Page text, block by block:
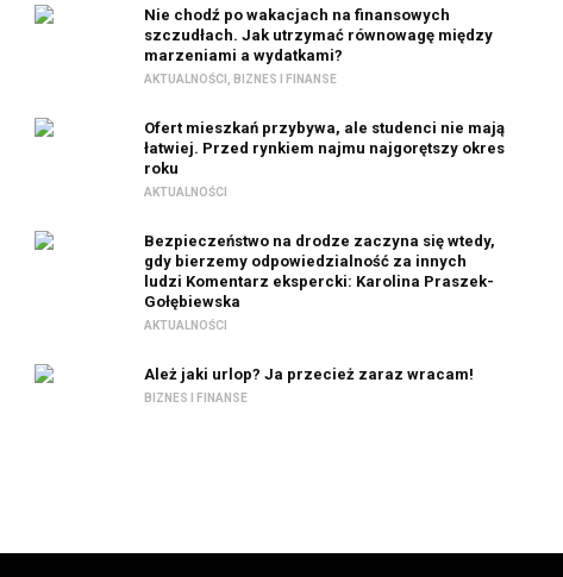
Nie chodź po wakacjach na finansowych
szczudłach. Jak utrzymać równowagę między
marzeniami a wydatkami?
AKTUALNOŚCI BIZNES I FINANSE
Ofert mieszkań przybywa, ale studenci nie mają
łatwiej. Przed rynkiem najmu najgorętszy okres
roku
AKTUALNOŚCI
Bezpieczeństwo na drodze zaczyna się wtedy,
gdy bierzemy odpowiedzialność za innych
ludzi Komentarz ekspercki: Karolina Praszek-
Gołębiewska
AKTUALNOŚCI
Ależ jaki urlop? Ja przecież zaraz wracam!
BIZNES I FINANSE